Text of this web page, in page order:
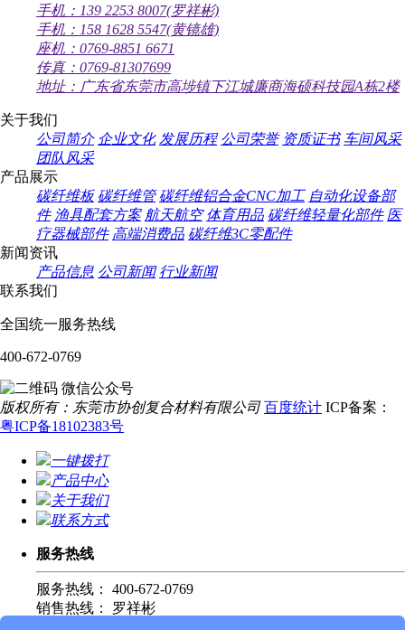
手机：139 2253 8007(罗祥彬)
手机：158 1628 5547(黄镜雄)
座机：0769-8851 6671
传真：0769-81307699
地址：广东省东莞市高埗镇下江城廉商海硕科技园A栋2楼
关于我们
公司简介 企业文化 发展历程 公司荣誉 资质证书 车间风采
团队风采
产品展示
碳纤维板 碳纤维管 碳纤维铝合金CNC加工 自动化设备部
件 渔具配套方案 航天航空 体育用品 碳纤维轻量化部件 医
疗器械部件 高端消费品 碳纤维3C零配件
新闻资讯
产品信息 公司新闻 行业新闻
联系我们
全国统一服务热线
400-672-0769
微信公众号
版权所有：东莞市协创复合材料有限公司 百度统计 ICP备案：
粤ICP备18102383号
一键拨打
产品中心
关于我们
联系方式
服务热线
服务热线：
400-672-0769
销售热线：
罗祥彬